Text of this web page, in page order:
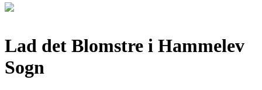
Lad det Blomstre i Hammelev
Sogn